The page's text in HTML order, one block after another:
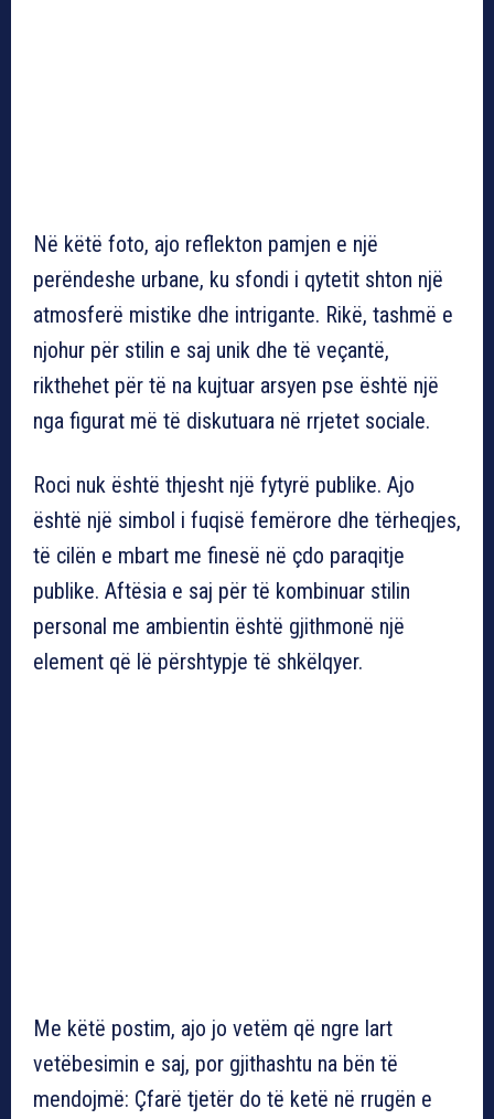
Në këtë foto, ajo reflekton pamjen e një
perëndeshe urbane, ku sfondi i qytetit shton një
atmosferë mistike dhe intrigante. Rikë, tashmë e
njohur për stilin e saj unik dhe të veçantë,
rikthehet për të na kujtuar arsyen pse është një
nga figurat më të diskutuara në rrjetet sociale.
Roci nuk është thjesht një fytyrë publike. Ajo
është një simbol i fuqisë femërore dhe tërheqjes,
të cilën e mbart me finesë në çdo paraqitje
publike. Aftësia e saj për të kombinuar stilin
personal me ambientin është gjithmonë një
element që lë përshtypje të shkëlqyer.
Me këtë postim, ajo jo vetëm që ngre lart
vetëbesimin e saj, por gjithashtu na bën të
mendojmë: Çfarë tjetër do të ketë në rrugën e